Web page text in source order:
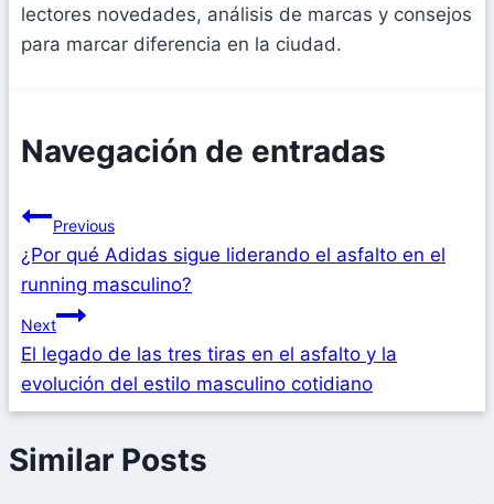
lectores novedades, análisis de marcas y consejos
para marcar diferencia en la ciudad.
Navegación de entradas
Previous
¿Por qué Adidas sigue liderando el asfalto en el
running masculino?
Next
El legado de las tres tiras en el asfalto y la
evolución del estilo masculino cotidiano
Similar Posts